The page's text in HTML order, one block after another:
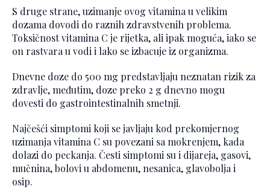
S druge strane, uzimanje ovog vitamina u velikim
dozama dovodi do raznih zdravstvenih problema.
Toksičnost vitamina C je rijetka, ali ipak moguća, iako se
on rastvara u vodi i lako se izbacuje iz organizma.
Dnevne doze do 500 mg predstavljaju neznatan rizik za
zdravlje, međutim, doze preko 2 g dnevno mogu
dovesti do gastrointestinalnih smetnji.
Najčešći simptomi koji se javljaju kod prekomjernog
uzimanja vitamina C su povezani sa mokrenjem, kada
dolazi do peckanja. Česti simptomi su i dijareja, gasovi,
mučnina, bolovi u abdomenu, nesanica, glavobolja i
osip.